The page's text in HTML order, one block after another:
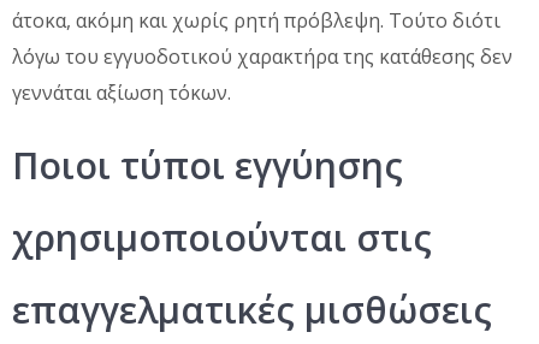
άτοκα, ακόμη και χωρίς ρητή πρόβλεψη. Τούτο διότι
λόγω του εγγυοδοτικού χαρακτήρα της κατάθεσης δεν
γεννάται αξίωση τόκων.
Ποιοι τύποι εγγύησης
χρησιμοποιούνται στις
επαγγελματικές μισθώσεις